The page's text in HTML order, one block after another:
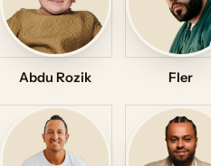
Abdu Rozik Fler